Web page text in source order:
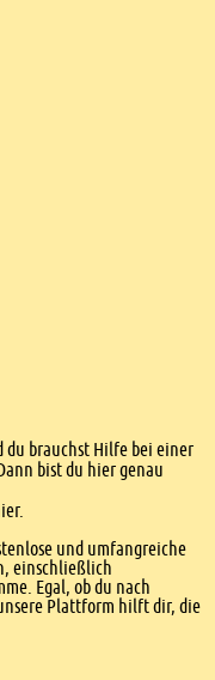
du brauchst Hilfe bei einer
bist du hier genau
und umfangreiche
einschließlich
Egal, ob du nach
Plattform hilft dir, die